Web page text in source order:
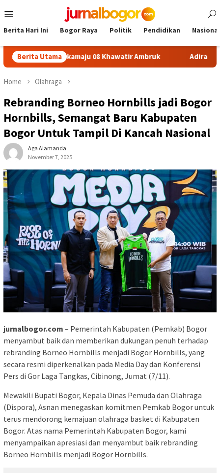
to
Menu
Berita Hari Ini Bogor Raya Politik Pendidikan Nasional
Berita Utama
Sukamaju 08 Khawatir Ambruk Adira Expo
Home Olahraga
Rebranding Borneo Hornbills jadi Bogor
Hornbills, Semangat Baru Kabupaten
Bogor Untuk Tampil Di Kancah Nasional
Aga Alamanda
November 7, 2025
jurnalbogor.com – Pemerintah Kabupaten (Pemkab) Bogor
menyambut baik dan memberikan dukungan penuh terhadap
rebranding Borneo Hornbills menjadi Bogor Hornbills, yang
secara resmi diperkenalkan pada Media Day dan Konferensi
Pers di Gor Laga Tangkas, Cibinong, Jumat (7/11).
Mewakili Bupati Bogor, Kepala Dinas Pemuda dan Olahraga
(Dispora), Asnan menegaskan komitmen Pemkab Bogor untuk
terus mendorong kemajuan olahraga basket di Kabupaten
Bogor. Atas nama Pemerintah Kabupaten Bogor, kami
menyampaikan apresiasi dan menyambut baik rebranding
Borneo Hornbills menjadi Bogor Hornbills.